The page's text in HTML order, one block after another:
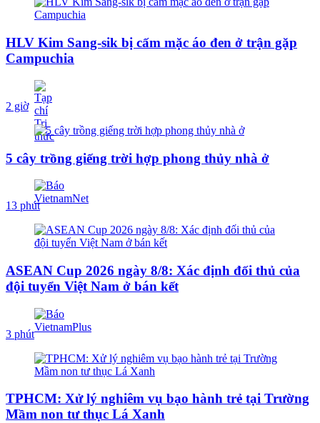
HLV Kim Sang-sik bị cấm mặc áo đen ở trận gặp
Campuchia
2 giờ
5 cây trồng giếng trời hợp phong thủy nhà ở
13 phút
ASEAN Cup 2026 ngày 8/8: Xác định đối thủ của
đội tuyển Việt Nam ở bán kết
3 phút
TPHCM: Xử lý nghiêm vụ bạo hành trẻ tại Trường
Mầm non tư thục Lá Xanh